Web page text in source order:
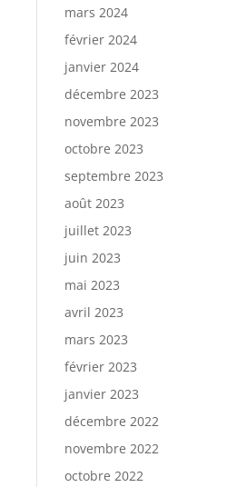
mars 2024
février 2024
janvier 2024
décembre 2023
novembre 2023
octobre 2023
septembre 2023
août 2023
juillet 2023
juin 2023
mai 2023
avril 2023
mars 2023
février 2023
janvier 2023
décembre 2022
novembre 2022
octobre 2022